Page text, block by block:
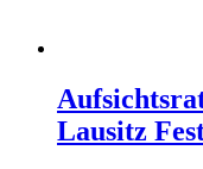
Lausitz